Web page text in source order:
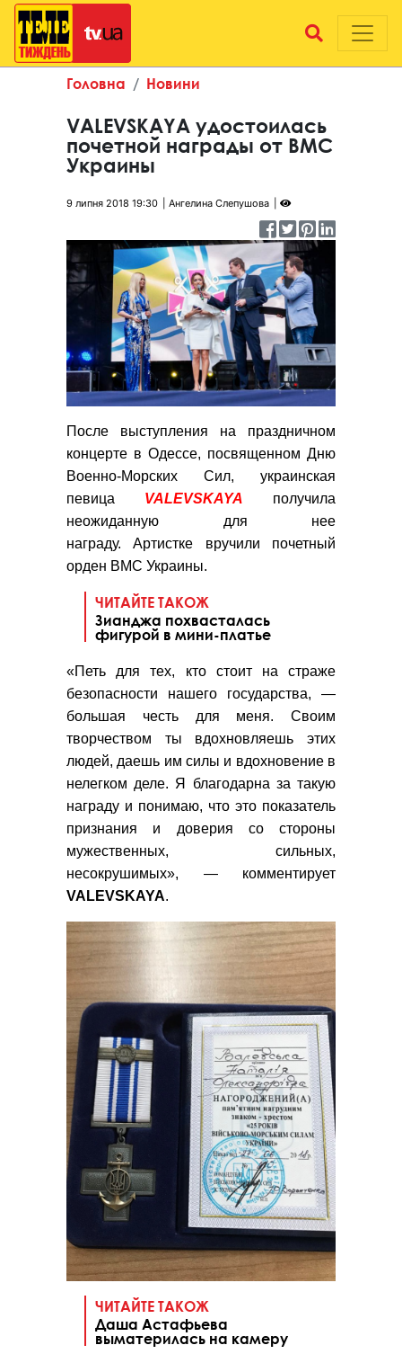
Головна Новини
VALEVSKAYA удостоилась
почетной награды от ВМС
Украины
9 липня 2018 19:30 Ангелина Слепушова
После выступления на праздничном
концерте в Одессе, посвященном Дню
Военно-Морских Сил, украинская
певица VALEVSKAYA получила
неожиданную для нее
награду.Артистке вручили почетный
орден ВМС Украины.
ЧИТАЙТЕ ТАКОЖ
Зианджа похвасталась
фигурой в мини-платье
«Петь для тех, кто стоит на страже
безопасности нашего государства, —
большая честь для меня. Своим
творчеством ты вдохновляешь этих
людей, даешь им силы и вдохновение в
нелегком деле. Я благодарна за такую
награду и понимаю, что это показатель
признания и доверия со стороны
мужественных, сильных,
несокрушимых», — комментирует
VALEVSKAYA.
ЧИТАЙТЕ ТАКОЖ
Даша Астафьева
выматерилась на камеру